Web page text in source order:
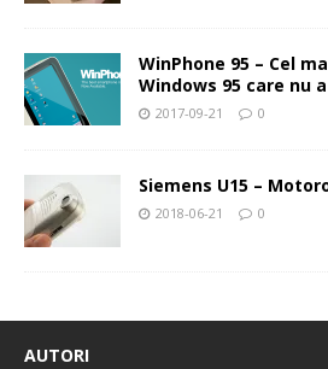
WinPhone 95 – Cel
Windows 95 care nu
2017-09-21 0
Siemens U15 –
2018-06-21 0
AUTORI